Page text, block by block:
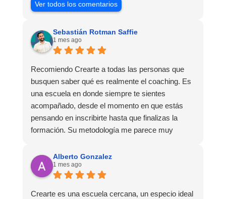
Ver todos los comentarios
Sebastián Rotman Saffie
1 mes ago
Recomiendo Crearte a todas las personas que
busquen saber qué es realmente el coaching. Es
una escuela en donde siempre te sientes
acompañado, desde el momento en que estás
pensando en inscribirte hasta que finalizas la
formación. Su metodología me parece muy
que la experiencia de aprendizaje sea muy
dinámica. ¡Para mí fue una excelente experiencia!
Alberto Gonzalez
1 mes ago
Crearte es una escuela cercana, un especio ideal